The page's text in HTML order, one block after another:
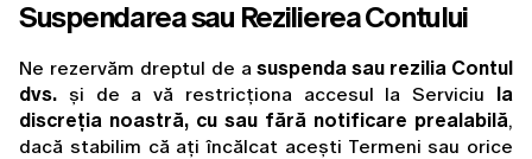
Suspendarea sau Rezilierea Contului
Ne rezervăm dreptul de a suspenda sau rezilia Contul
dvs. și de a vă restricționa accesul la Serviciu la
discreția noastră, cu sau fără notificare prealabilă,
dacă stabilim că ați încălcat acești Termeni sau orice